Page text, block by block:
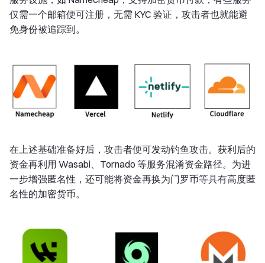
仅需一个邮箱便可注册，无需 KYC 验证，攻击者也就能避
免身份被追踪到。
在上述基础准备好后，攻击者便可发动钓鱼攻击。获利后的
资金再利用 Wasabi、Tornado 等服务混淆资金路径。为进
一步增强匿名性，还可能将资金再换为门罗币等具有高度匿
名性的加密货币。